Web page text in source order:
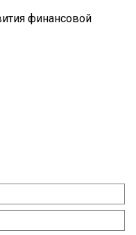
финансовой